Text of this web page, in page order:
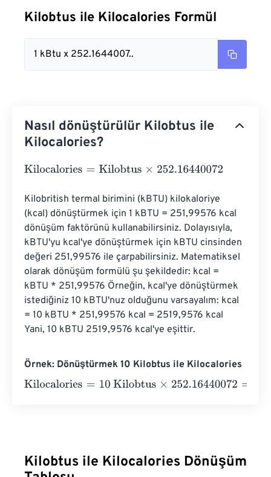
Kilobtus ile Kilocalories Formül
1 kBtu x 252.1644007..
Nasıl dönüştürülür Kilobtus ile
Kilocalories?
Kilocalories=Kilobtus×252.16440072
Kilobritish termal birimini (kBTU) kilokaloriye
(kcal) dönüştürmek için 1 kBTU = 251,99576 kcal
dönüşüm faktörünü kullanabilirsiniz. Dolayısıyla,
kBTU'yu kcal'ye dönüştürmek için kBTU cinsinden
değeri 251,99576 ile çarpabilirsiniz. Matematiksel
olarak dönüşüm formülü şu şekildedir: kcal =
kBTU * 251,99576 Örneğin, kcal'ye dönüştürmek
istediğiniz 10 kBTU'nuz olduğunu varsayalım: kcal
= 10 kBTU * 251,99576 kcal = 2519,9576 kcal
Yani, 10 kBTU 2519,9576 kcal'ye eşittir.
Örnek: Dönüştürmek 10 Kilobtus ile Kilocalories
Kilocalories=10 Kilobtus×252.16440072=
Kilobtus ile Kilocalories Dönüşüm